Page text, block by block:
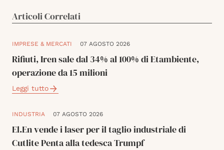
Articoli Correlati
IMPRESE & MERCATI 07 AGOSTO 2026
Rifiuti, Iren sale dal 34% al 100% di Etambiente,
operazione da 15 milioni
Leggi tutto
INDUSTRIA 07 AGOSTO 2026
El.En vende i laser per il taglio industriale di
Cutlite Penta alla tedesca Trumpf